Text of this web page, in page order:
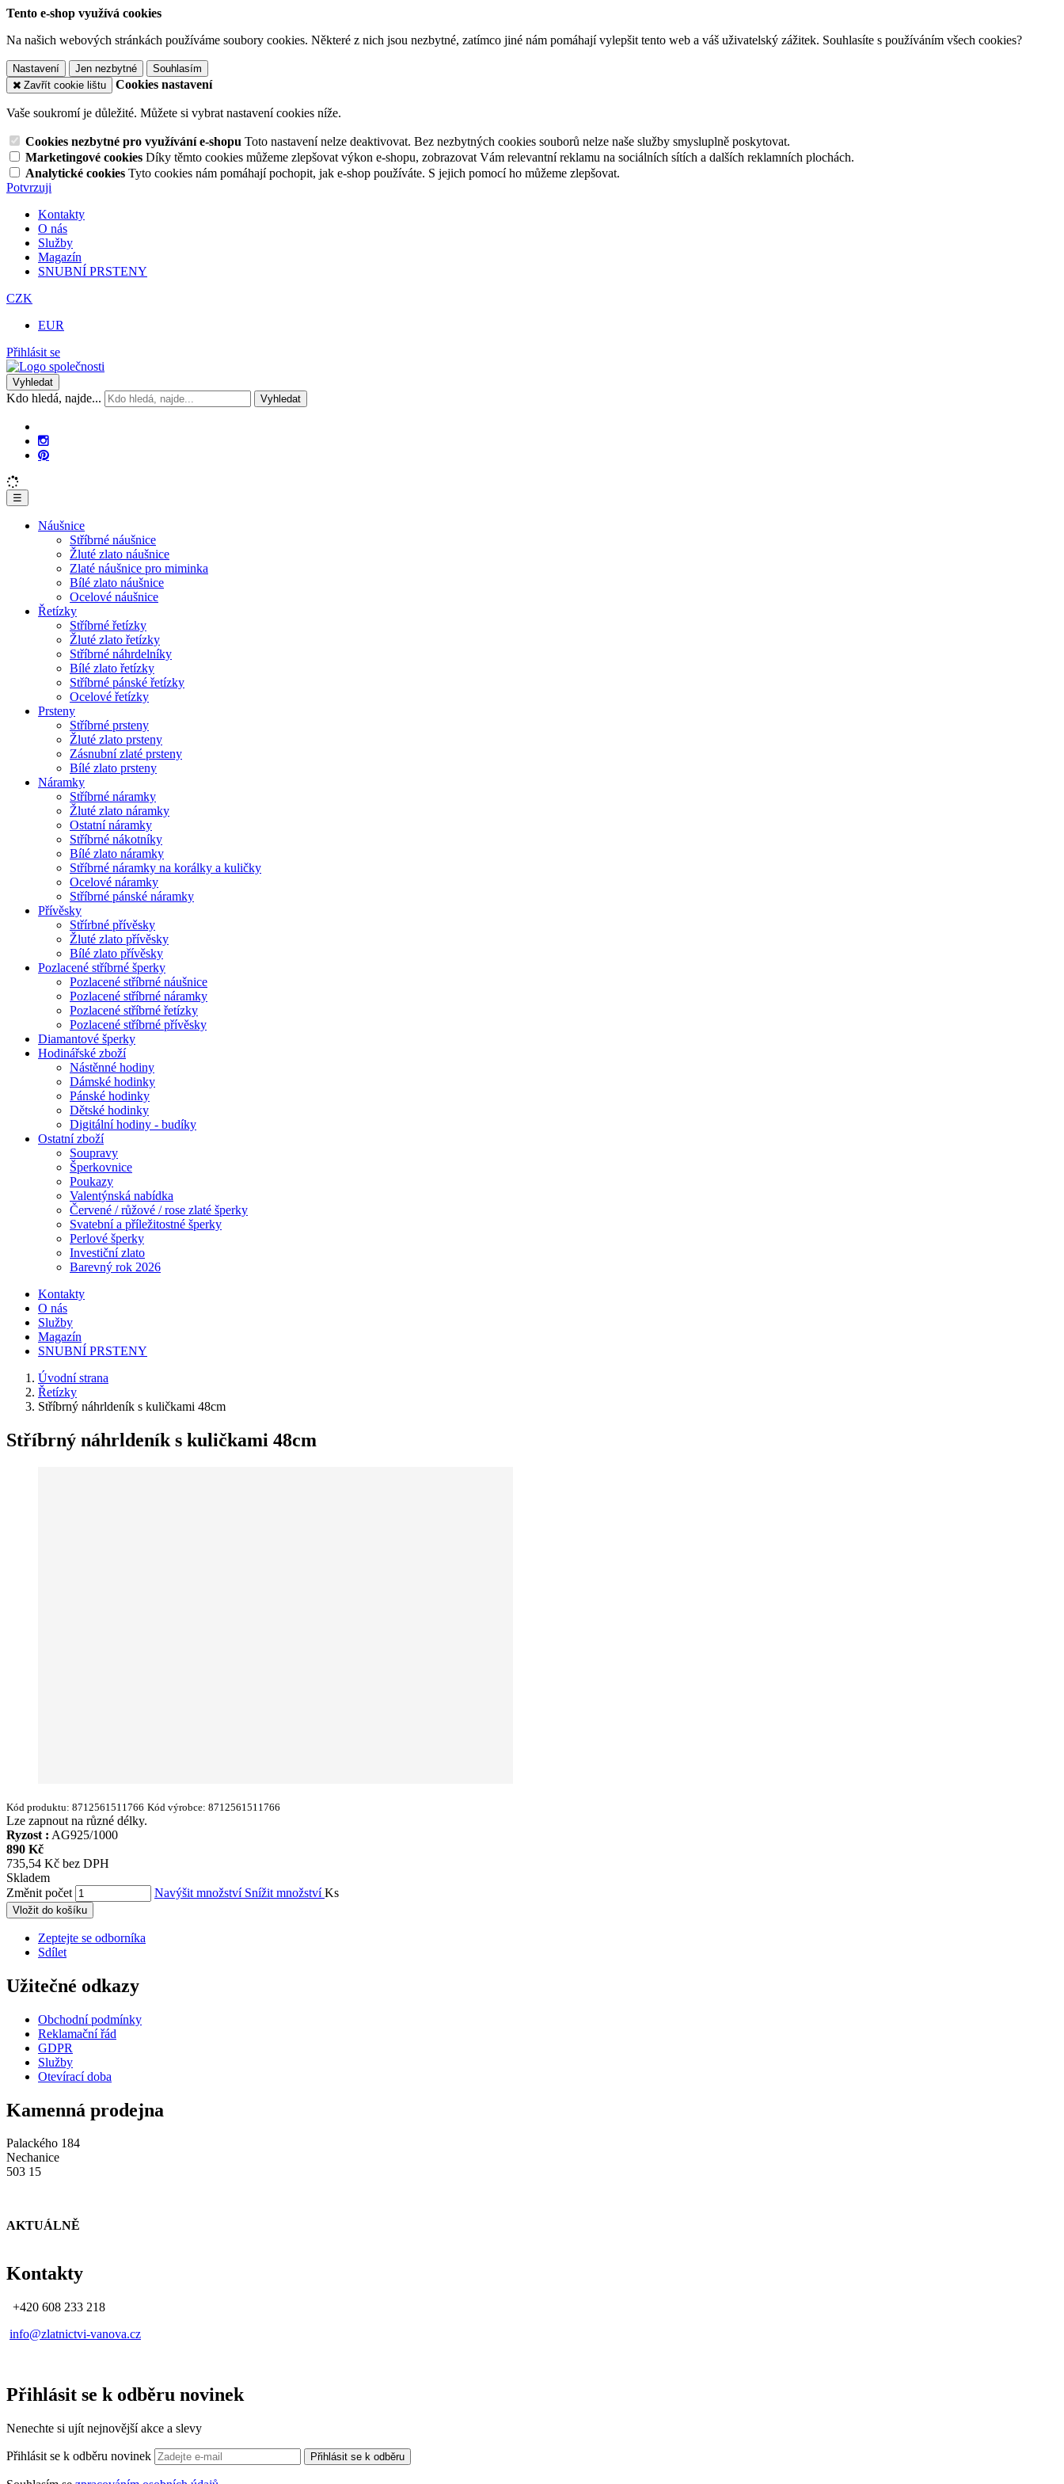
Tento e-shop využívá cookies
Na našich webových stránkách používáme soubory cookies. Některé z nich jsou nezbytné, zatímco jiné nám pomáhají vylepšit tento web a váš uživatelský zážitek. Souhlasíte s používáním všech cookies?
Nastavení Jen nezbytné
Souhlasím
Zavřít cookie lištu
Cookies nastavení
Vaše soukromí je důležité. Můžete si vybrat nastavení cookies níže.
Cookies nezbytné pro využívání e-shopu Toto nastavení nelze deaktivovat. Bez nezbytných cookies souborů nelze naše služby smysluplně poskytovat.
Marketingové cookies Díky těmto cookies můžeme zlepšovat výkon e-shopu, zobrazovat Vám relevantní reklamu na sociálních sítích a dalších reklamních plochách.
Analytické cookies Tyto cookies nám pomáhají pochopit, jak e-shop používáte. S jejich pomocí ho můžeme zlepšovat.
Potvrzuji
Kontakty
O nás
Služby
Magazín
SNUBNÍ PRSTENY
CZK
EUR
Přihlásit se
Vyhledat
Kdo hledá, najde... Vyhledat
☰
Náušnice
Stříbrné náušnice
Žluté zlato náušnice
Zlaté náušnice pro miminka
Bílé zlato náušnice
Ocelové náušnice
Řetízky
Stříbrné řetízky
Žluté zlato řetízky
Stříbrné náhrdelníky
Bílé zlato řetízky
Stříbrné pánské řetízky
Ocelové řetízky
Prsteny
Stříbrné prsteny
Žluté zlato prsteny
Zásnubní zlaté prsteny
Bílé zlato prsteny
Náramky
Stříbrné náramky
Žluté zlato náramky
Ostatní náramky
Stříbrné nákotníky
Bílé zlato náramky
Stříbrné náramky na korálky a kuličky
Ocelové náramky
Stříbrné pánské náramky
Přívěsky
Střírbné přívěsky
Žluté zlato přívěsky
Bílé zlato přívěsky
Pozlacené stříbrné šperky
Pozlacené stříbrné náušnice
Pozlacené stříbrné náramky
Pozlacené stříbrné řetízky
Pozlacené stříbrné přívěsky
Diamantové šperky
Hodinářské zboží
Nástěnné hodiny
Dámské hodinky
Pánské hodinky
Dětské hodinky
Digitální hodiny - budíky
Ostatní zboží
Soupravy
Šperkovnice
Poukazy
Valentýnská nabídka
Červené / růžové / rose zlaté šperky
Svatební a příležitostné šperky
Perlové šperky
Investiční zlato
Barevný rok 2026
Kontakty
O nás
Služby
Magazín
SNUBNÍ PRSTENY
Úvodní strana
Řetízky
Stříbrný náhrldeník s kuličkami 48cm
Stříbrný náhrldeník s kuličkami 48cm
Kód produktu: 8712561511766 Kód výrobce: 8712561511766
Lze zapnout na různé délky.
Ryzost : AG925/1000
890 Kč
735,54 Kč bez DPH
Skladem
Změnit počet
Navýšit množství Snížit množstvíKs
Vložit do košíku
Zeptejte se odborníka
Sdílet
Užitečné odkazy
Obchodní podmínky
Reklamační řád
GDPR
Služby
Otevírací doba
Kamenná prodejna
Palackého 184
Nechanice
503 15
AKTUÁLNĚ
Kontakty
+420 608 233 218
info@zlatnictvi-vanova.cz
Přihlásit se k odběru novinek
Nenechte si ujít nejnovější akce a slevy
Přihlásit se k odběru novinek Přihlásit se k odběru